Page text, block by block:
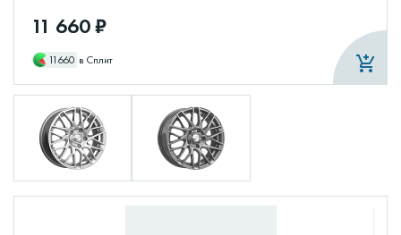
11 660 ₽
11660 в Сплит